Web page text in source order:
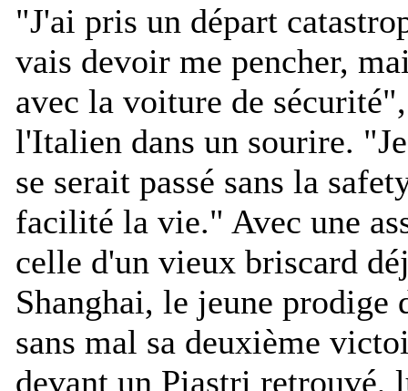
"J'ai pris un départ
vais devoir me pencher,
avec la voiture de sécurité
l'Italien dans un sourire. "
se serait passé sans la
facilité la vie." Avec une
celle d'un vieux briscard
Shanghai, le jeune prodige
sans mal sa deuxième
devant un Piastri retrouvé,